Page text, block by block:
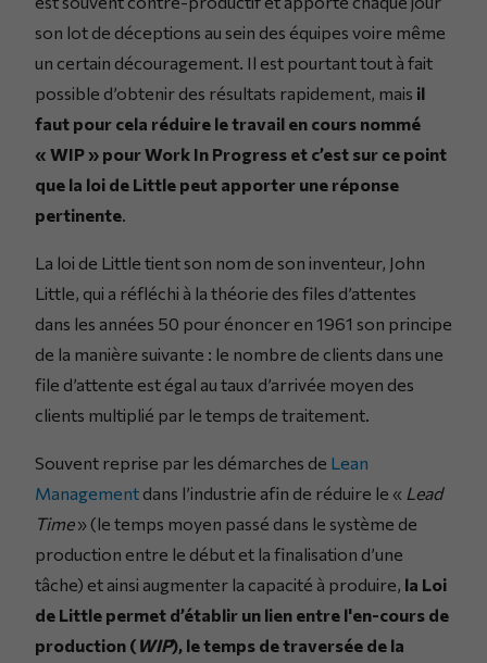
son lot de déceptions au sein des équipes voire même
un certain découragement. Il est pourtant tout à fait
possible d’obtenir des résultats rapidement, mais il
faut pour cela réduire le travail en cours nommé
« WIP » pour Work In Progress et c’est sur ce point
que la loi de Little peut apporter une réponse
pertinente.
La loi de Little tient son nom de son inventeur, John
Little, qui a réfléchi à la théorie des files d’attentes
dans les années 50 pour énoncer en 1961 son principe
de la manière suivante : le nombre de clients dans une
file d’attente est égal au taux d’arrivée moyen des
clients multiplié par le temps de traitement.
Souvent reprise par les démarches de Lean
Management dans l’industrie afin de réduire le « Lead
Time» (le temps moyen passé dans le système de
production entre le début et la finalisation d’une
tâche) et ainsi augmenter la capacité à produire, la Loi
de Little permet d’établir un lien entre l'en-cours de
production ( WIP), le temps de traversée de la